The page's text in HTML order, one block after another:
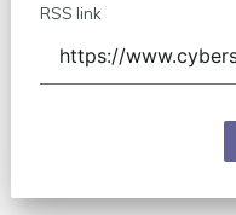
RSS link